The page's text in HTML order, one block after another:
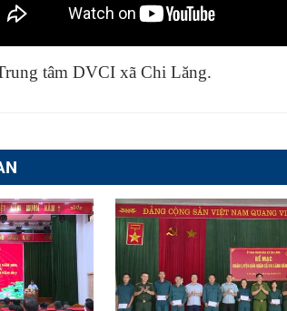
tâm DVCI xã Chi Lăng.